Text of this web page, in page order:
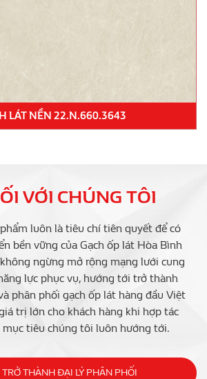
LÁT NỀN 22.N.660.3643
VỚI CHÚNG TÔI
luôn là tiêu chí tiên quyết để có
bền vững của Gạch ốp lát Hòa Bình
ngừng mở rộng mạng lưới cung
lực phục vụ, hướng tới trở thành
phân phối gạch ốp lát hàng đầu Việt
trị lớn cho khách hàng khi hợp tác
mục tiêu chúng tôi luôn hướng tới.
TRỞ THÀNH ĐẠI LÝ PHÂN PHỐI